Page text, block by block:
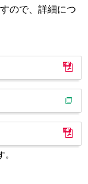
ので、詳細につ